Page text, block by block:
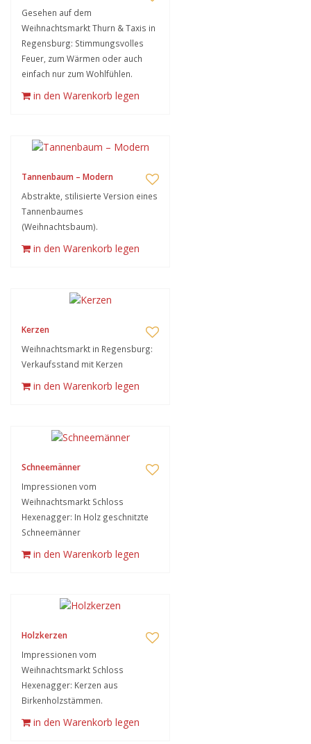
Gesehen auf dem
Weihnachtsmarkt Thurn & Taxis in
Regensburg: Stimmungsvolles
Feuer, zum Wärmen oder auch
einfach nur zum Wohlfühlen.
in den Warenkorb legen
Tannenbaum – Modern
Abstrakte, stilisierte Version eines
Tannenbaumes
(Weihnachtsbaum).
in den Warenkorb legen
Kerzen
Weihnachtsmarkt in Regensburg:
Verkaufsstand mit Kerzen
in den Warenkorb legen
Schneemänner
Impressionen vom
Weihnachtsmarkt Schloss
Hexenagger: In Holz geschnitzte
Schneemänner
in den Warenkorb legen
Holzkerzen
Impressionen vom
Weihnachtsmarkt Schloss
Hexenagger: Kerzen aus
Birkenholzstämmen.
in den Warenkorb legen